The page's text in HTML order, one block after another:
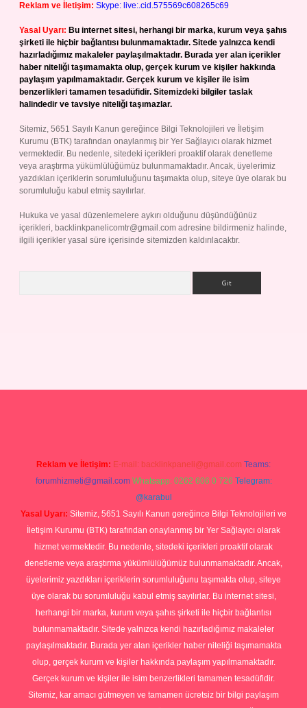
Reklam ve İletişim: Skype: live:.cid.575569c608265c69
Yasal Uyarı: Bu internet sitesi, herhangi bir marka, kurum veya şahıs
şirketi ile hiçbir bağlantısı bulunmamaktadır. Sitede yalnızca kendi
hazırladığımız makaleler paylaşılmaktadır. Burada yer alan içerikler
haber niteliği taşımamakta olup, gerçek kurum ve kişiler hakkında
paylaşım yapılmamaktadır. Gerçek kurum ve kişiler ile isim
benzerlikleri tamamen tesadüfidir. Sitemizdeki bilgiler taslak
halindedir ve tavsiye niteliği taşımazlar.
Sitemiz, 5651 Sayılı Kanun gereğince Bilgi Teknolojileri ve İletişim
Kurumu (BTK) tarafından onaylanmış bir Yer Sağlayıcı olarak hizmet
vermektedir. Bu nedenle, sitedeki içerikleri proaktif olarak denetleme
veya araştırma yükümlülüğümüz bulunmamaktadır. Ancak, üyelerimiz
yazdıkları içeriklerin sorumluluğunu taşımakta olup, siteye üye olarak bu
sorumluluğu kabul etmiş sayılırlar.
Hukuka ve yasal düzenlemelere aykırı olduğunu düşündüğünüz
içerikleri, backlinkpanelicomtr@gmail.com adresine bildirmeniz halinde,
ilgili içerikler yasal süre içerisinde sitemizden kaldırılacaktır.
Reklam ve İletişim: E-mail: backlinkpaneli@gmail.com Teams:
forumhizmeti@gmail.com Whatsapp: 0262 606 0 726 Telegram:
@karabul
Yasal Uyarı: Sitemiz, 5651 Sayılı Kanun gereğince Bilgi Teknolojileri ve
İletişim Kurumu (BTK) tarafından onaylanmış bir Yer Sağlayıcı olarak
hizmet vermektedir. Bu nedenle, sitedeki içerikleri proaktif olarak
denetleme veya araştırma yükümlülüğümüz bulunmamaktadır. Ancak,
üyelerimiz yazdıkları içeriklerin sorumluluğunu taşımakta olup, siteye
üye olarak bu sorumluluğu kabul etmiş sayılırlar. Bu internet sitesi,
herhangi bir marka, kurum veya şahıs şirketi ile hiçbir bağlantısı
bulunmamaktadır. Sitede yalnızca kendi hazırladığımız makaleler
paylaşılmaktadır. Burada yer alan içerikler haber niteliği taşımamakta
olup, gerçek kurum ve kişiler hakkında paylaşım yapılmamaktadır.
Gerçek kurum ve kişiler ile isim benzerlikleri tamamen tesadüfidir.
Sitemiz, kar amacı gütmeyen ve tamamen ücretsiz bir bilgi paylaşım